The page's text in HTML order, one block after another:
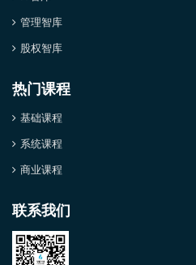
管理智库
股权智库
热门课程
基础课程
系统课程
商业课程
联系我们